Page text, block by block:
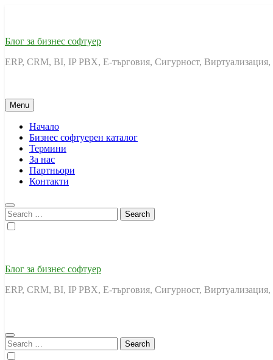
Блог за бизнес софтуер
ERP, CRM, BI, IP PBX, Е-търговия, Сигурност, Виртуализация,
Menu
Начало
Бизнес софтуерен каталог
Термини
За нас
Партньори
Контакти
Search
for:
Блог за бизнес софтуер
ERP, CRM, BI, IP PBX, Е-търговия, Сигурност, Виртуализация,
Search
for: